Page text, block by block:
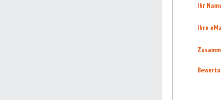
Ihr
Ihre